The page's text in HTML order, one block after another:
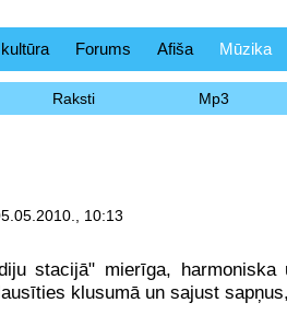
Forums Afiša Mūzika
Raksti Mp3
10:13
stacijā" mierīga,
klusumā un sajust